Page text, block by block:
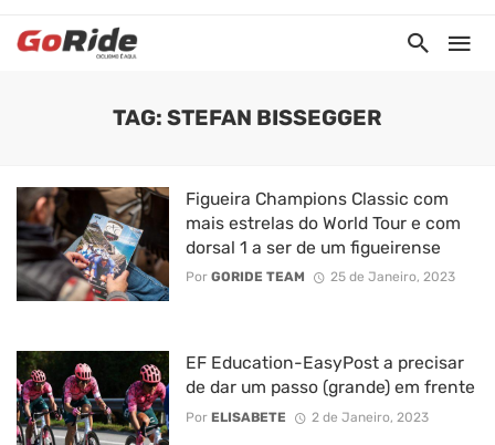
TAG: STEFAN BISSEGGER
Figueira Champions Classic com
mais estrelas do World Tour e com
dorsal 1 a ser de um figueirense
Por GORIDE TEAM 25 de Janeiro, 2023
EF Education-EasyPost a precisar
de dar um passo (grande) em frente
Por ELISABETE 2 de Janeiro, 2023